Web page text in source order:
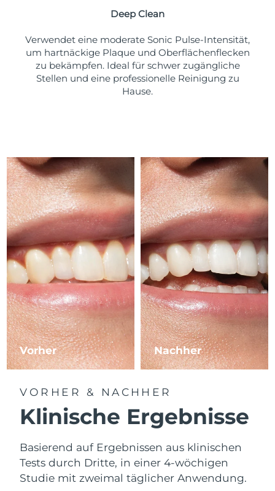
Deep Clean
Verwendet eine moderate Sonic Pulse-Intensität,
um hartnäckige Plaque und Oberflächenflecken
zu bekämpfen. Ideal für schwer zugängliche
Stellen und eine professionelle Reinigung zu
Hause.
Vorher Nachher
VORHER & NACHHER
Klinische Ergebnisse
Basierend auf Ergebnissen aus klinischen
Tests durch Dritte, in einer 4-wöchigen
Studie mit zweimal täglicher Anwendung.
Thailand
Türkei Erwartete Lieferung8/12/26
Vereinigte Arabische
Erwartete Lieferung
Vereinigte Staaten Erwartete Lieferung8/12/26
Usbekistan Erwartete Lieferung 8/16/26
Vietnam Erwartete Lieferung 8/17/26